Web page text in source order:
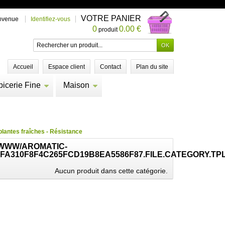
Identifiez-vous
VOTRE PANIER
0 produit0.00 €
Accueil Espace client Contact Plan du site
Fine Maison
fraîches - Résistance
AROMATIC-
Aucun produit dans cette catégorie.